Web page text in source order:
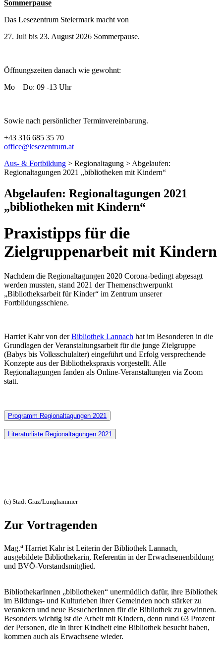
Sommerpause
Das Lesezentrum Steiermark macht von
27. Juli bis 23. August 2026 Sommerpause.
Öffnungszeiten danach wie gewohnt:
Mo – Do: 09 -13 Uhr
Sowie nach persönlicher Terminvereinbarung.
+43 316 685 35 70
office@lesezentrum.at
Aus- & Fortbildung > Regionaltagung > Abgelaufen:
Regionaltagungen 2021 „bibliotheken mit Kindern“
Abgelaufen: Regionaltagungen 2021
„bibliotheken mit Kindern“
Praxistipps für die
Zielgruppenarbeit mit Kindern
Nachdem die Regionaltagungen 2020 Corona-bedingt abgesagt
werden mussten, stand 2021 der Themenschwerpunkt
„Bibliotheksarbeit für Kinder“ im Zentrum unserer
Fortbildungsschiene.
Harriet Kahr von derBibliothek Lannach hat im Besonderen in die
Grundlagen der Veranstaltungsarbeit für die junge Zielgruppe
(Babys bis Volksschulalter) eingeführt und Erfolg versprechende
Konzepte aus der Bibliothekspraxis vorgestellt. Alle
Regionaltagungen fanden als Online-Veranstaltungen via Zoom
statt.
Programm Regionaltagungen 2021
Literaturliste Regionaltagungen 2021
(c) Stadt Graz/Lunghammer
Zur Vortragenden
Mag.a Harriet Kahr ist Leiterin der Bibliothek Lannach,
ausgebildete Bibliothekarin, Referentin in der Erwachsenenbildung
und BVÖ-Vorstandsmitglied.
BibliothekarInnen „bibliotheken“ unermüdlich dafür, ihre Bibliothek
im Bildungs- und Kulturleben ihrer Gemeinden noch stärker zu
verankern und neue BesucherInnen für die Bibliothek zu gewinnen.
Besonders wichtig ist die Arbeit mit Kindern, denn rund 63 Prozent
der Personen, die in ihrer Kindheit eine Bibliothek besucht haben,
kommen auch als Erwachsene wieder.